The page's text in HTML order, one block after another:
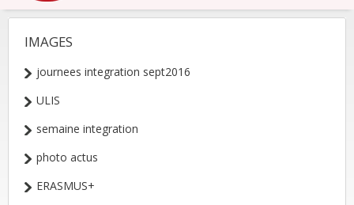
NAVIGATION
IMAGES
journees integration sept2016
ULIS
semaine integration
photo actus
ERASMUS+